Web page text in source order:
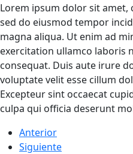
Lorem ipsum dolor sit amet,
sed do eiusmod tempor
magna aliqua. Ut enim ad
exercitation ullamco laboris
consequat. Duis aute irure
voluptate velit esse cillum
Excepteur sint occaecat
culpa qui officia deserunt
Anterior
Siguiente